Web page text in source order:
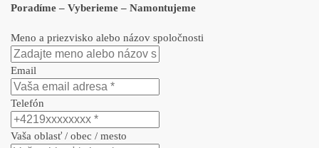
Poradíme – Vyberieme – Namontujeme
Meno a priezvisko alebo názov spoločnosti
Email
Telefón
Vaša oblasť / obec / mesto